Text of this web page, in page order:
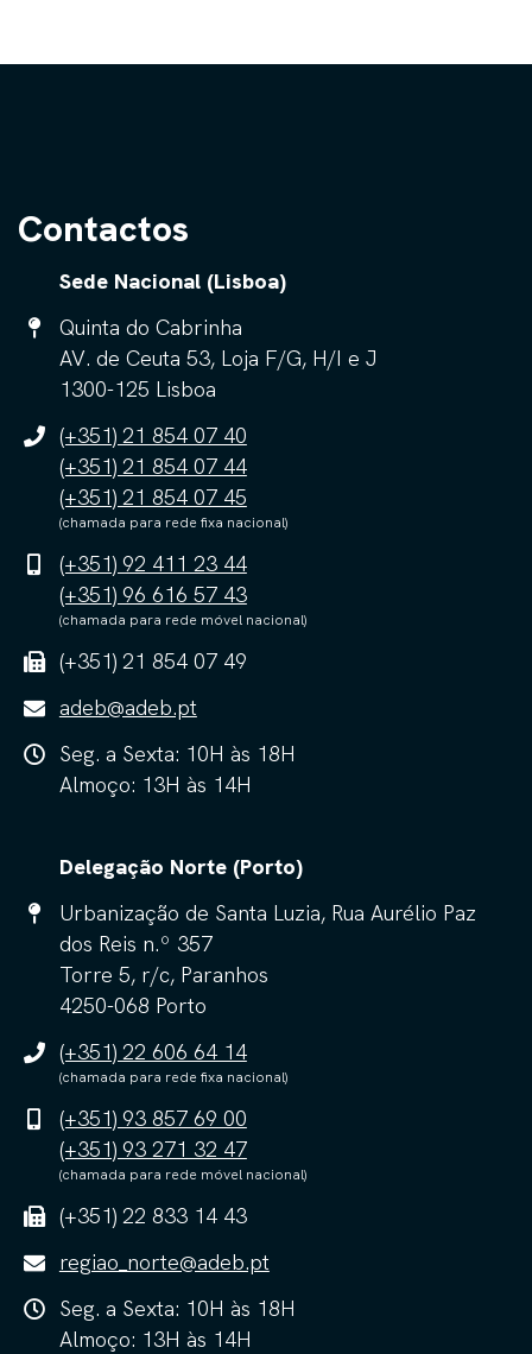
Contactos
Sede Nacional (Lisboa)
Quinta do Cabrinha
AV. de Ceuta 53, Loja F/G, H/I e J
1300-125 Lisboa
(+351) 21 854 07 40
(+351) 21 854 07 44
(+351) 21 854 07 45
(chamada para rede fixa nacional)
(+351) 92 411 23 44
(+351) 96 616 57 43
(chamada para rede móvel nacional)
(+351) 21 854 07 49
adeb@adeb.pt
Seg. a Sexta: 10H às 18H
Almoço: 13H às 14H
Delegação Norte (Porto)
Urbanização de Santa Luzia, Rua Aurélio Paz
dos Reis n.º 357
Torre 5, r/c, Paranhos
4250-068 Porto
(+351) 22 606 64 14
(chamada para rede fixa nacional)
(+351) 93 857 69 00
(+351) 93 271 32 47
(chamada para rede móvel nacional)
(+351) 22 833 14 43
regiao_norte@adeb.pt
Seg. a Sexta: 10H às 18H
Almoço: 13H às 14H